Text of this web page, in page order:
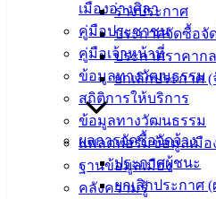
เมืองอ่างศิลา
คู่มือประชาชน
คู่มือเจ้าหน้าที่
ข้อมูลทางวัฒนธรรม
สถิติการให้บริการ
ข้อมูลทางวัฒนธรรม
แพลตฟอร์มข้อมูลเมือง
ฐานข้อมูลเมือง
คลังความรู้
ร่างประกาศ
ประกาศจัดซื้อจั
ประกาศราคาก
ยกเลิกประกาศ
ผลการจัดซื้อจัดจ้าง
ประกาศผู้ชนะ
ยกเลิกประกาศ
สำหรับ
ประชาชน/
คู่มือการ
ข่าวสาร